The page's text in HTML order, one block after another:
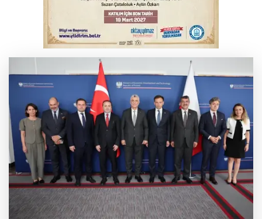
Serbest piyasada altın fiyatları...